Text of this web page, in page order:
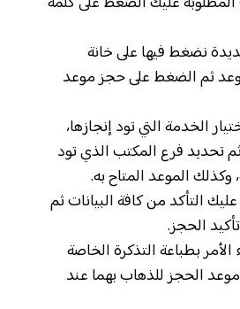
نضغط فيها على خانة
ثم الضغط على حجز موعد
الخدمة التي تود إنجازها،
تحديد فرع المكتب الذي تود
وكذلك الموعد المتاح به.
التأكد من كافة البيانات ثم
الحجز.
بطباعة التذكرة الخاصة
الحجز للذهاب بهما عند